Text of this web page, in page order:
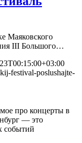
Маяковского
III Большого…
festival-poslushajte-
про концерты в
— это
событий